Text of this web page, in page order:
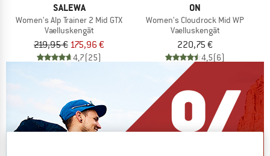
SALEWA
Women's Alp Trainer 2 Mid GTX
Vaelluskengät
219,95 € 175,96 €
4,7(25)
ON
Women's Cloudrock Mid WP
Vaelluskengät
220,75 €
4,5(6)